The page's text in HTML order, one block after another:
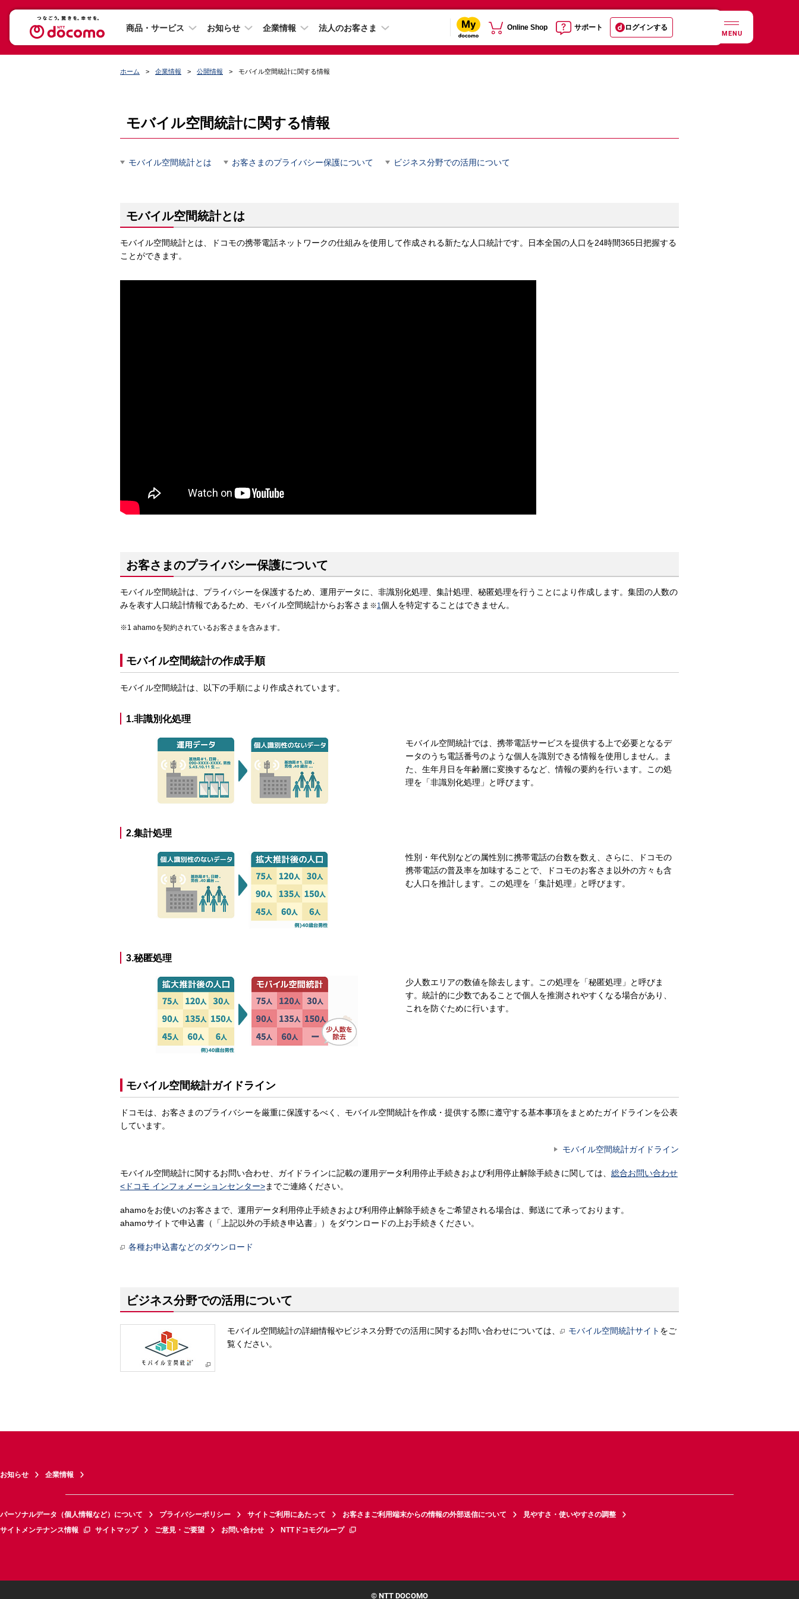
商品・サービス お知らせ 企業情報 法人のお客さま Online Shop サポート ログインする
MENU
ホーム 企業情報 公開情報 モバイル空間統計に関する情報
モバイル空間統計に関する情報
モバイル空間統計とは お客さまのプライバシー保護について ビジネス分野での活用について
モバイル空間統計とは
モバイル空間統計とは、ドコモの携帯電話ネットワークの仕組みを使用して作成される新たな人口統計です。日本全国の人口を24時間365日把握する
ことができます。
お客さまのプライバシー保護について
モバイル空間統計は、プライバシーを保護するため、運用データに、非識別化処理、集計処理、秘匿処理を行うことにより作成します。集団の人数の
みを表す人口統計情報であるため、モバイル空間統計からお客さま ※1個人を特定することはできません。
ahamoを契約されているお客さまを含みます。
モバイル空間統計の作成手順
モバイル空間統計は、以下の手順により作成されています。
1.非識別化処理
モバイル空間統計では、携帯電話サービスを提供する上で必要となるデ
ータのうち電話番号のような個人を識別できる情報を使用しません。ま
た、生年月日を年齢層に変換するなど、情報の要約を行います。この処
理を「非識別化処理」と呼びます。
2.集計処理
性別・年代別などの属性別に携帯電話の台数を数え、さらに、ドコモの
携帯電話の普及率を加味することで、ドコモのお客さま以外の方々も含
む人口を推計します。この処理を「集計処理」と呼びます。
3.秘匿処理
少人数エリアの数値を除去します。この処理を「秘匿処理」と呼びま
す。統計的に少数であることで個人を推測されやすくなる場合があり、
これを防ぐために行います。
モバイル空間統計ガイドライン
ドコモは、お客さまのプライバシーを厳重に保護するべく、モバイル空間統計を作成・提供する際に遵守する基本事項をまとめたガイドラインを公表
しています。
モバイル空間統計ガイドライン
モバイル空間統計に関するお問い合わせ、ガイドラインに記載の運用データ利用停止手続きおよび利用停止解除手続きに関しては、 総合お問い合わせ
<ドコモ インフォメーションセンター>までご連絡ください。
ahamoをお使いのお客さまで、運用データ利用停止手続きおよび利用停止解除手続きをご希望される場合は、郵送にて承っております。
ahamoサイトで申込書（「上記以外の手続き申込書」）をダウンロードの上お手続きください。
各種お申込書などのダウンロード
ビジネス分野での活用について
モバイル空間統計の詳細情報やビジネス分野での活用に関するお問い合わせについては、 モバイル空間統計サイト をご
覧ください。
お知らせ 企業情報
パーソナルデータ（個人情報など）について プライバシーポリシー サイトご利用にあたって お客さまご利用端末からの情報の外部送信について
見やすさ・使いやすさの調整
サイトメンテナンス情報
サイトマップ ご意見・ご要望 お問い合わせ NTTドコモグループ
© NTT DOCOMO